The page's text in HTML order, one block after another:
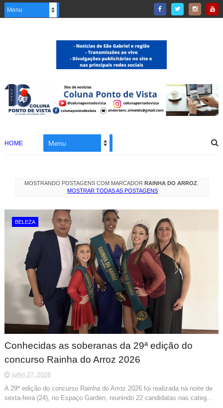
HOME
MOSTRANDO POSTAGENS COM MARCADOR RAINHA DO ARROZ.
MOSTRAR TODAS AS POSTAGENS
BELEZA
Conhecidas as soberanas da 29ª edição do
concurso Rainha do Arroz 2026
julho 27, 2026
A 29ª edição do concurso Rainha do Arroz 2026 foi realizada na noite de
sexta-feira (24), no Espaço Garden, reunindo 22 candidatas nas categ...